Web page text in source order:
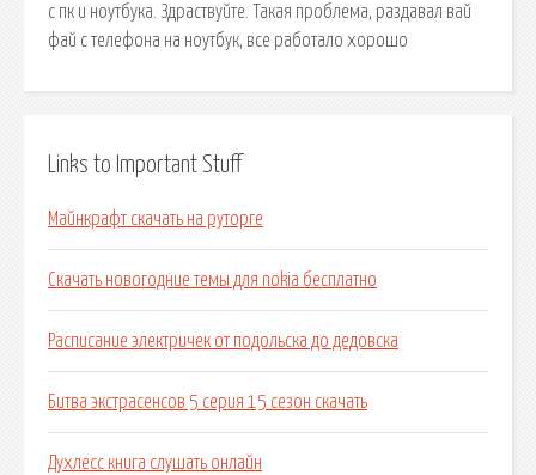
с пк и ноутбука. Здраствуйте. Такая проблема, раздавал вай
фай с телефона на ноутбук, все работало хорошо
Links to Important Stuff
Майнкрафт скачать на руторге
Скачать новогодние темы для nokia бесплатно
Расписание электричек от подольска до дедовска
Битва экстрасенсов 5 серия 15 сезон скачать
Духлесс книга слушать онлайн